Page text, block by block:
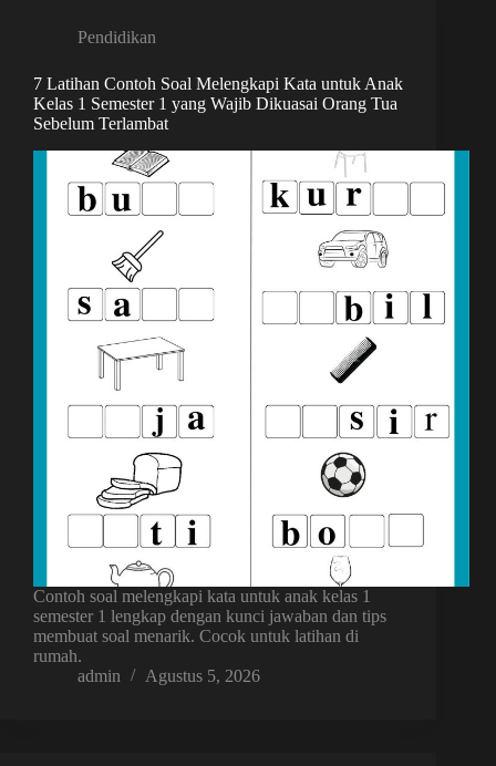
Pendidikan
7 Latihan Contoh Soal Melengkapi Kata untuk Anak
Kelas 1 Semester 1 yang Wajib Dikuasai Orang Tua
Sebelum Terlambat
Contoh soal melengkapi kata untuk anak kelas 1
semester 1 lengkap dengan kunci jawaban dan tips
membuat soal menarik. Cocok untuk latihan di
rumah.
admin
Agustus 5, 2026